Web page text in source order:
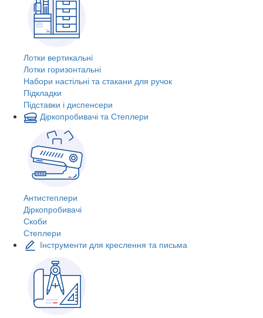
Лотки вертикальні
Лотки горизонтальні
Набори настільні та стакани для ручок
Підкладки
Підставки і диспенсери
Діркопробивачі та Степлери
Антистеплери
Діркопробивачі
Скоби
Степлери
Інструменти для креслення та письма